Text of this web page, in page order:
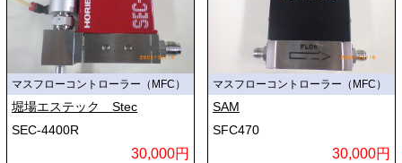
マスフローコントローラー（MFC）
堀場エステック Stec
SEC-4400R
30,000円
マスフローコントローラー（MFC）
SAM
SFC470
30,000円